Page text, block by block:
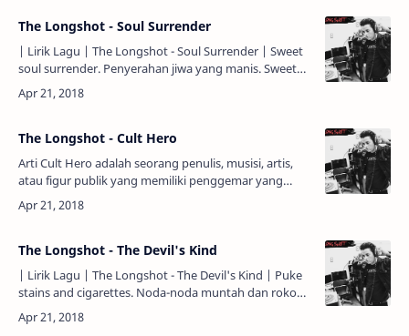
The Longshot - Soul Surrender
| Lirik Lagu | The Longshot - Soul Surrender | Sweet
soul surrender. Penyerahan jiwa yang manis. Sweet
old suicide. Bunuh diri lama yang manis. She's my
sole …
The Longshot - Cult Hero
Arti Cult Hero adalah seorang penulis, musisi, artis,
atau figur publik yang memiliki penggemar yang
relatif kecil; | Lirik Lagu | The Longshot - Cult Hero |…
The Longshot - The Devil's Kind
| Lirik Lagu | The Longshot - The Devil's Kind | Puke
stains and cigarettes. Noda-noda muntah dan rokok.
The party is in my pocket. Pesta ada di dalam sakuku.
…